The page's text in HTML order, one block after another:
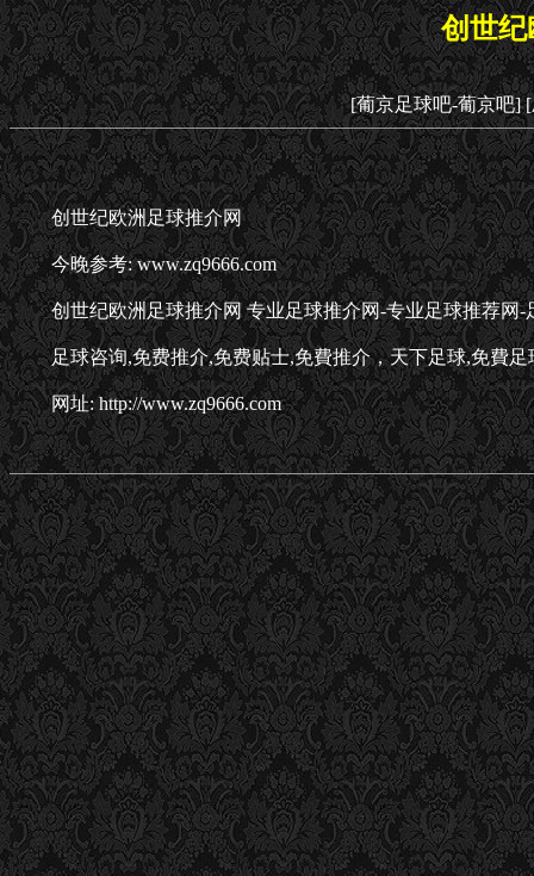
创世纪
[葡京足球吧-葡京吧] [
创世纪欧洲足球推介网
今晚参考: www.zq9666.com
创世纪欧洲足球推介网 专业足球推介网-专业足球推荐网
足球咨询,免费推介,免费贴士,免費推介，天下足球,免費
网址: http://www.zq9666.com